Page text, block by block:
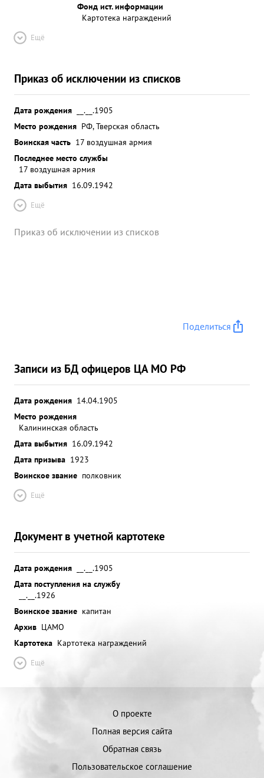
Фонд ист. информации
Картотека награждений
Ещё
Приказ об исключении из списков
Дата рождения
__.__.1905
Место рождения РФ, Тверская область
Воинская часть 17 воздушная армия
Последнее место службы
17 воздушная армия
Дата выбытия 16.09.1942
Ещё
Приказ об исключении из списков
Поделиться
Записи из БД офицеров ЦА МО РФ
Дата рождения 14.04.1905
Место рождения
Калининская область
Дата выбытия 16.09.1942
Дата призыва 1923
Воинское звание полковник
Ещё
Документ в учетной картотеке
Дата рождения
__.__.1905
Дата поступления на службу
__.__.1926
Воинское звание капитан
Архив ЦАМО
Картотека Картотека награждений
Ещё
О проекте
Полная версия сайта
Обратная связь
Пользовательское соглашение